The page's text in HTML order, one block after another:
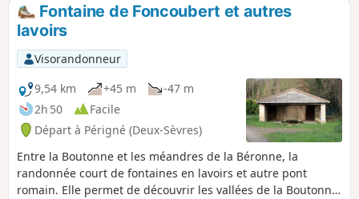
Fontaine de Foncoubert et autres
lavoirs
Visorandonneur
9,54 km
+45 m
-47 m
2h 50
Facile
Départ à Périgné (Deux-Sèvres)
Entre la Boutonne et les méandres de la Béronne, la
randonnée court de fontaines en lavoirs et autre pont
romain. Elle permet de découvrir les vallées de la Boutonne